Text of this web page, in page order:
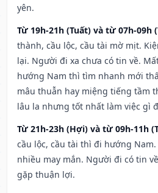
yên.
Từ 19h-21h (Tuất) và từ 07h-09h
thành, cầu lộc, cầu tài mờ mịt.
lại. Người đi xa chưa có tin về.
hướng Nam thì tìm nhanh mới
mâu thuẫn hay miệng tiếng tầm
lâu la nhưng tốt nhất làm việc gì
Từ 21h-23h (Hợi) và từ 09h-11h
cầu lộc, cầu tài thì đi hướng
nhiều may mắn. Người đi có tin
gặp thuận lợi.